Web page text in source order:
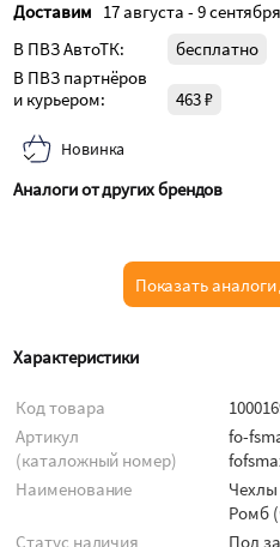
Доставим 17 августа - 9 сентября
В ПВЗ АвтоТК:
бесплатно
В ПВЗ партнёров
и курьером:
463 ₽
Новинка
Аналоги от других брендов
Показать
Характеристики
Код товара
Артикул
(каталожный номер)
fo-
Наименование
Ромб
Статус наличия
Под